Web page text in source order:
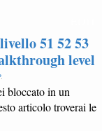
51 52 53
level
.
bloccato in un
articolo troverai le